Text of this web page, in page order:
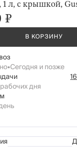
л, с крышкой,
₽
В КОРЗИНУ
•Сегодня и позже
дня